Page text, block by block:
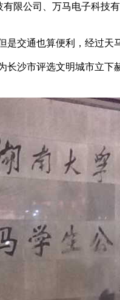
限公司、万马电子科技
是交通也算便利，经过天
长沙市评选文明城市立